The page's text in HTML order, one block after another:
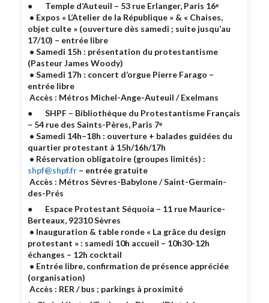
● Temple d’Auteuil – 53 rue Erlanger, Paris 16ᵉ
• Expos « L’Atelier de la République » & « Chaises,
objet culte » (ouverture dès samedi ; suite jusqu’au
17/10) – entrée libre
• Samedi 15h : présentation du protestantisme
(Pasteur James Woody)
• Samedi 17h : concert d’orgue Pierre Farago –
entrée libre
Accès : Métros Michel-Ange-Auteuil / Exelmans
●SHPF – Bibliothèque du Protestantisme Français
– 54 rue des Saints-Pères, Paris 7ᵉ
• Samedi 14h–18h : ouverture + balades guidées du
quartier protestant à 15h/16h/17h
• Réservation obligatoire (groupes limités) :
shpf@shpf.fr – entrée gratuite
Accès : Métros Sèvres-Babylone / Saint-Germain-
des-Prés
● Espace Protestant Séquoia – 11 rue Maurice-
Berteaux, 92310 Sèvres
• Inauguration & table ronde « La grâce du design
protestant » : samedi 10h accueil – 10h30-12h
échanges – 12h cocktail
• Entrée libre, confirmation de présence appréciée
(organisation)
Accès : RER / bus ; parkings à proximité